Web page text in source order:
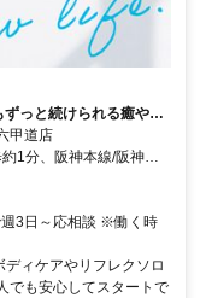
っと続けられる癒やし
う。
甲道店
1分、阪神本線/阪神な
出口3徒歩約11分 最寄
3日～応相談 ※働く時
ィケアやリフレクソロ
でも安心してスタートで